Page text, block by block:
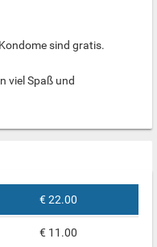
sind gratis.
viel Spaß und
€ 22.00
€ 11.00